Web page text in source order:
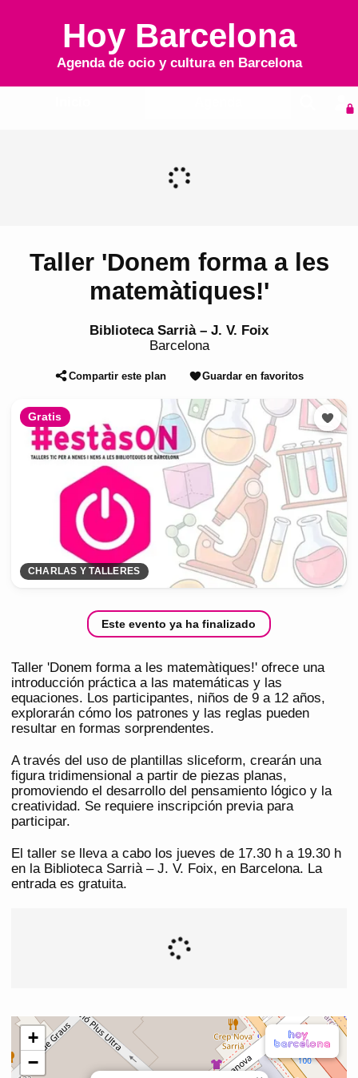
Hoy Barcelona
Agenda de ocio y cultura en Barcelona
Taller 'Donem forma a les
matemàtiques!'
Biblioteca Sarrià – J. V. Foix
Barcelona
Compartir este plan Guardar en favoritos
Gratis
CHARLAS Y TALLERES
Este evento ya ha finalizado
Taller 'Donem forma a les matemàtiques!' ofrece una
introducción práctica a las matemáticas y las
equaciones. Los participantes, niños de 9 a 12 años,
explorarán cómo los patrones y las reglas pueden
resultar en formas sorprendentes.
A través del uso de plantillas sliceform, crearán una
figura tridimensional a partir de piezas planas,
promoviendo el desarrollo del pensamiento lógico y la
creatividad. Se requiere inscripción previa para
participar.
El taller se lleva a cabo los jueves de 17.30 h a 19.30 h
en la Biblioteca Sarrià – J. V. Foix, en Barcelona. La
entrada es gratuita.